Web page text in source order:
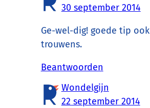
30 september 2014
Ge-wel-dig! goede tip ook
trouwens.
Beantwoorden
Wondelgijn
22 september 2014